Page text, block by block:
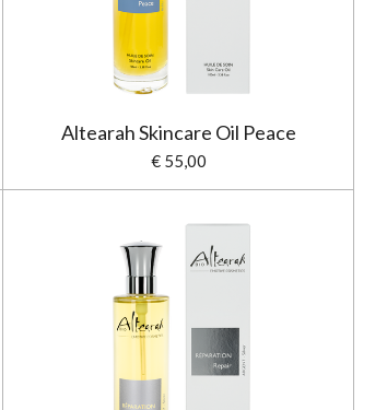
Altearah Skincare Oil Peace
€ 55,00